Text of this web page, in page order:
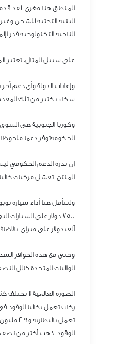
المنطق هنا مغري. لقد
البنية التحتية للشحن
الناحية التكنولوجية قدر
على سبيل المثال، تعتبر
وإعانات الدولة وأي دعم
سخاء بكثير من تلك
وكوريا الجنوبية هي
الحكومةتوفر دعما ملحوظا بقيمة 17 ألف دوالر، والذي تصل بعض المقاطعات إلى 25
إن ندرة الدعم الحكومي
المنتج. تفشل مركبات
ولنتأمل هنا أداء سيارة
ألف دولار على ميراي، بالاضافة إلى تمويل بنسبة ٪0 لمدة
الواليات المتحدة خالل
الوقود، ذهب أكثر من